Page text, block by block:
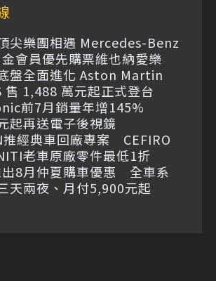
尖樂團相遇 Mercedes-Benz
會員優先購票維也納愛樂
盤全面進化 Aston Martin
售 1,488 萬元起正式登台
前7月銷量年增145%
起再送電子後視鏡
推經典車回廠專案 CEFIRO
老車原廠零件最低1折
出8月仲夏購車優惠 全車系
天兩夜、月付5,900元起